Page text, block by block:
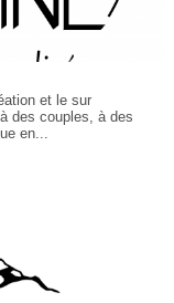
et le sur
des couples, à des
en...